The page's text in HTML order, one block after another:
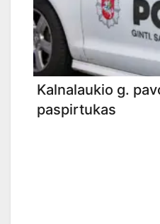
Kalnalaukio g.
paspirtukas